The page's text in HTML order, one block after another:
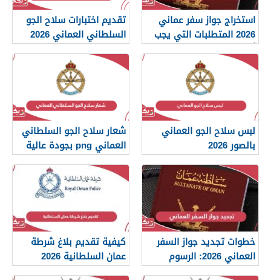
استخراج جواز سفر عماني
2026 المتطلبات التي يجب
أن تعرفها
تقديم اختبارات سلاح الجو
السلطاني العماني 2026
لبس سلاح الجو العماني
بالصور 2026
شعار سلاح الجو السلطاني
العماني png بجودة عالية
2026
خطوات تجديد جواز السفر
العماني 2026: الرسوم
والمستندات المطلوبة
كيفية تقديم بلاغ شرطة
عمان السلطانية 2026